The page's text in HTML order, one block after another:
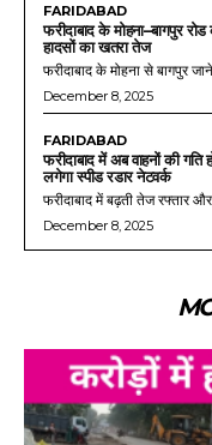
FARIDABAD
फरीदाबाद के मोहना–बागपुर
हादसों का खतरा तेज
फरीदाबाद के मोहना से बागपुर
December 8, 2025
FARIDABAD
फरीदाबाद में अब वाहनों की
लगेगा स्पीड रडार नेटवर्क
फरीदाबाद में बढ़ती तेज रफ्तार
December 8, 2025